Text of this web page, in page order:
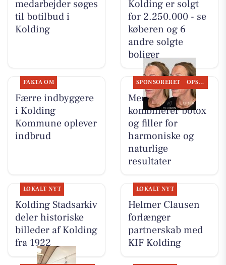
medarbejder søges
til botilbud i
Kolding
Kolding er solgt
for 2.250.000 - se
køberen og 6
andre solgte
boliger
FAKTA OM
Færre indbyggere
i Kolding
Kommune oplever
indbrud
SPONSORERET OPSLAGSTAVLEN
MediSkin
kombinerer botox
og filler for
harmoniske og
naturlige
resultater
LOKALT NYT
Kolding Stadsarkiv
deler historiske
billeder af Kolding
fra 1922
LOKALT NYT
Helmer Clausen
forlænger
partnerskab med
KIF Kolding